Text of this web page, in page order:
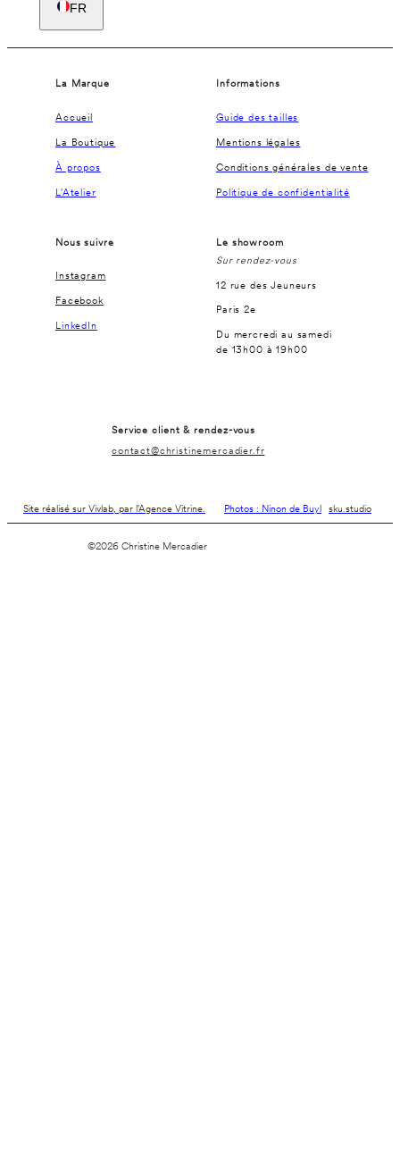
FR
La Marque Informations
Nous suivre
Le showroom
Sur rendez-vous
12 rue des Jeuneurs
Paris 2e
Du mercredi au samedi
de 13h00 à 19h00
Accueil Guide des tailles
Instagram
La Boutique Mentions légales
Facebook
À propos Conditions générales de vente
LinkedIn
L'Atelier Politique de confidentialité
Service client & rendez-vous
contact@christinemercadier.fr
©2026 Christine Mercadier
Site réalisé sur Vivlab, par l'Agence Vitrine. sku.studio
Photos : Ninon de Buyl